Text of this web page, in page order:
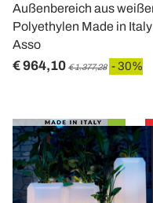
Außenbereich aus
Polyethylen Made in
Asso
€ 964,10 € 1.377,28 - 30%